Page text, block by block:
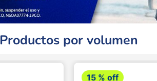
Productos por volumen
15 % off